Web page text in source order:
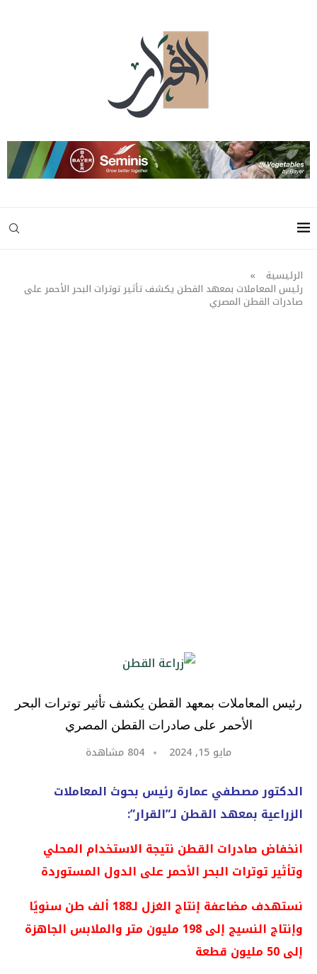
الرئيسية »
رئيس المعاملات بمعهد القطن يكشف تأثير توترات البحر الأحمر على
صادرات القطن المصري
رئيس المعاملات بمعهد القطن يكشف تأثير توترات البحر
الأحمر على صادرات القطن المصري
مايو 15, 2024 804 مشاهدة
الدكتور مصطفي عمارة رئيس بحوث المعاملات
الزراعية بمعهد القطن لـ”القرار”:
انخفاض صادرات القطن نتيجة الاستخدام المحلي
وتأثير توترات البحر الأحمر على الدول المستوردة
نستهدف مضاعفة إنتاج الغزل لـ188 ألف طن سنويًا
وإنتاج النسيج إلى 198 مليون متر والملابس الجاهزة
إلى 50 مليون قطعة